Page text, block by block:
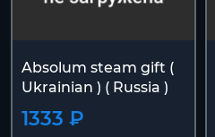
Absolum steam gift (
Ukrainian ) ( Russia )
1333 ₽